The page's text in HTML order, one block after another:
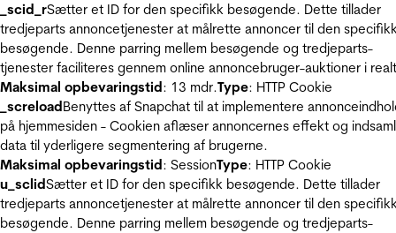
_scid_rSætter et ID for den specifikk besøgende. Dette tillader
tredjeparts annoncetjenester at målrette annoncer til den
besøgende. Denne parring mellem besøgende og tredjeparts-
tjenester faciliteres gennem online annoncebruger-auktioner i
Maksimal opbevaringstid: 13 mdr.Type: HTTP Cookie
_screloadBenyttes af Snapchat til at implementere
på hjemmesiden - Cookien aflæser annoncernes effekt og
data til yderligere segmentering af brugerne.
Maksimal opbevaringstid: SessionType: HTTP Cookie
u_sclidSætter et ID for den specifikk besøgende. Dette tillader
tredjeparts annoncetjenester at målrette annoncer til den
besøgende. Denne parring mellem besøgende og tredjeparts-